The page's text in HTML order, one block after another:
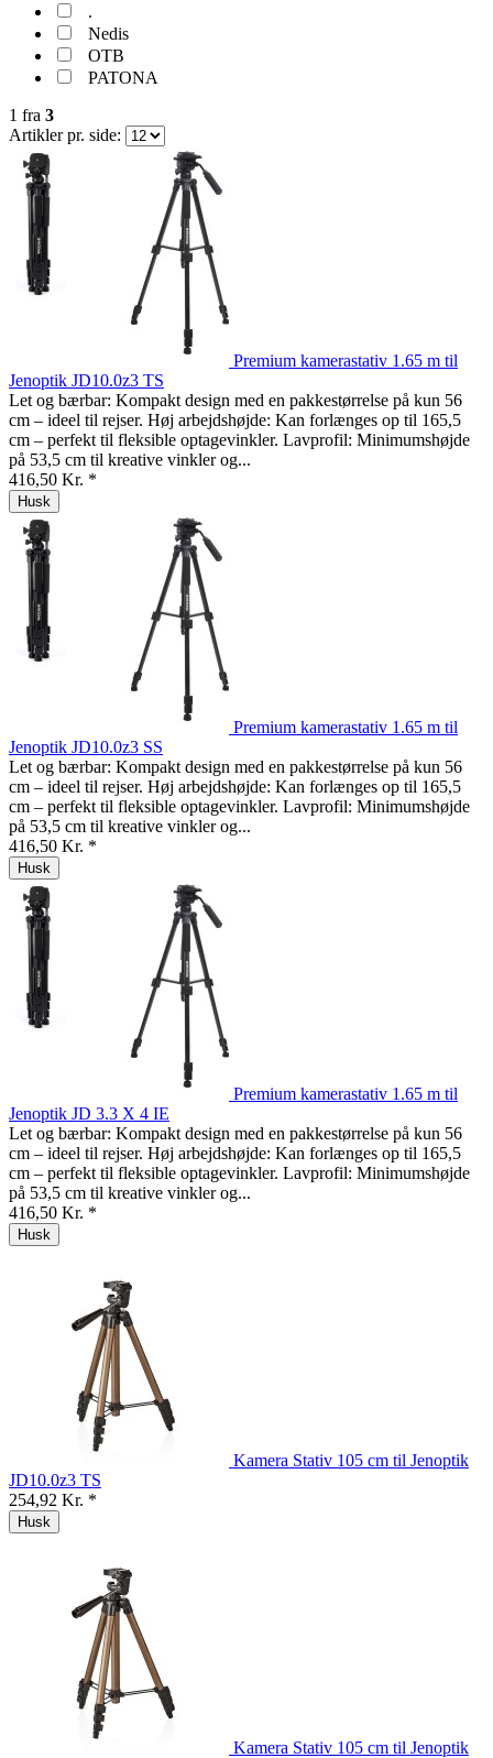
.
Nedis
OTB
PATONA
1 fra 3
Artikler pr. side:
Premium kamerastativ 1.65 m til
Jenoptik JD10.0z3 TS
Let og bærbar: Kompakt design med en pakkestørrelse på kun 56
cm – ideel til rejser. Høj arbejdshøjde: Kan forlænges op til 165,5
cm – perfekt til fleksible optagevinkler. Lavprofil: Minimumshøjde
på 53,5 cm til kreative vinkler og...
416,50 Kr. *
Husk
Premium kamerastativ 1.65 m til
Jenoptik JD10.0z3 SS
Let og bærbar: Kompakt design med en pakkestørrelse på kun 56
cm – ideel til rejser. Høj arbejdshøjde: Kan forlænges op til 165,5
cm – perfekt til fleksible optagevinkler. Lavprofil: Minimumshøjde
på 53,5 cm til kreative vinkler og...
416,50 Kr. *
Husk
Premium kamerastativ 1.65 m til
Jenoptik JD 3.3 X 4 IE
Let og bærbar: Kompakt design med en pakkestørrelse på kun 56
cm – ideel til rejser. Høj arbejdshøjde: Kan forlænges op til 165,5
cm – perfekt til fleksible optagevinkler. Lavprofil: Minimumshøjde
på 53,5 cm til kreative vinkler og...
416,50 Kr. *
Husk
Kamera Stativ 105 cm til Jenoptik
JD10.0z3 TS
254,92 Kr. *
Husk
Kamera Stativ 105 cm til Jenoptik